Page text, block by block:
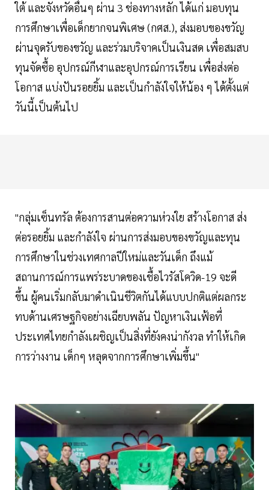
ใต้ และจังหวัดอื่นๆ ผ่าน 3 ช่องทางหลัก ได้แก่ มอบทุน
การศึกษาเพื่อเด็กยากจนพิเศษ (กศส.), ส่งมอบของขวัญ
ผ่านจุดรับของขวัญ และร่วมบริจาคเป็นเงินสด เพื่อสมสบ
ทุนจัดซื้อ อุปกรณ์กีฬาและอุปกรณ์การเรียน เพื่อส่งต่อ
โอกาส แบ่งปันรอยยิ้ม และเป็นกำลังใจให้น้อง ๆ ได้ตั้งแต่
วันนี้เป็นต้นไป
"กลุ่มเซ็นทรัล ต้องการสานต่อความห่วงใย สร้างโอกาส ส่ง
ต่อรอยยิ้ม และกำลังใจ ผ่านการส่งมอบของขวัญและทุน
การศึกษาในช่วงเทศกาลปีใหม่และวันเด็ก ถึงแม้
สถานการณ์การแพร่ระบาดของเชื้อไวรัสโควิด-19 จะดี
ขึ้น ผู้คนเริ่มกลับมาดำเนินชีวิตกันได้แบบปกติแต่ผลกระ
ทบด้านเศรษฐกิจอย่างเฉียบพลัน ปัญหาเงินเฟ้อที่
ประเทศไทยกำลังเผชิญเป็นสิ่งที่ยังคงน่ากังวล ทำให้เกิด
การว่างงาน เด็กๆ หลุดจากการศึกษาเพิ่มขึ้น"